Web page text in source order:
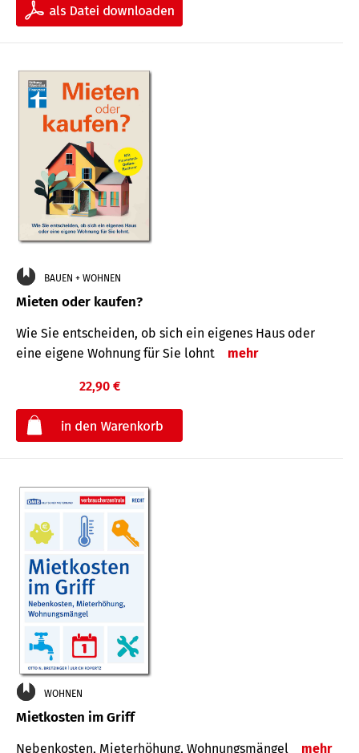
BAUEN + WOHNEN
Mieten oder kaufen?
Wie Sie entscheiden, ob sich ein eigenes Haus oder
eine eigene Wohnung für Sie lohnt
mehr
22,90 €
WOHNEN
Mietkosten im Griff
Nebenkosten, Mieterhöhung, Wohnungsmängel mehr